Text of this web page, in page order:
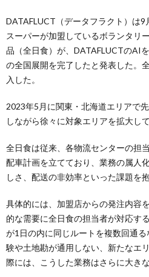
DATAFLUCT（データフラクト）は
スーパーが加盟しているボランタリ
品（全日食）が、DATAFLUCTのAI
の全国展開を完了したと発表した。
入した。
2023年5月に関東・北海道エリアで
しながら徐々に対象エリアを拡大して
全日食は従来、各物流センターの担
配車計画を立てており、業務の属人
しさ、配送の非効率といった課題を
具体的には、加盟店からの発注内容
的な需要に全日食の担当者が対応す
が1日の内に同じルートを複数回通
験や土地勘が通用しない、新たなエ
際には、こうした業務はさらに大き